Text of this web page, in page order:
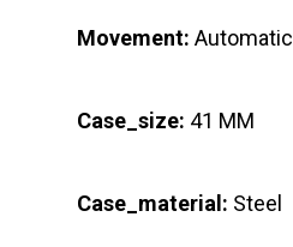
Movement: Automatic
Case_size: 41 MM
Case_material: Steel